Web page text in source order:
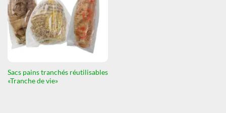
Sacs pains tranchés réutilisables
«Tranche de vie»